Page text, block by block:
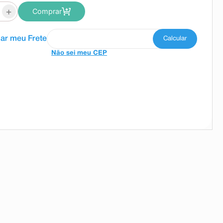
+ Comprar
Não sei meu CEP